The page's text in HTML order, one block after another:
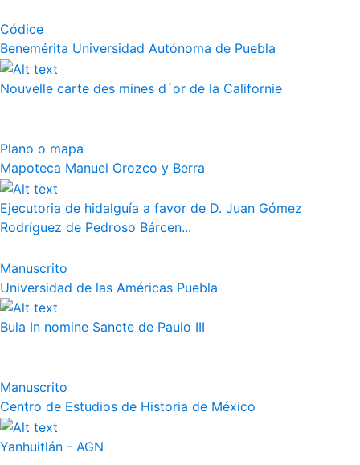
Códice
Benemérita Universidad Autónoma de Puebla
Nouvelle carte des mines d´or de la Californie
Plano o mapa
Mapoteca Manuel Orozco y Berra
Ejecutoria de hidalguía a favor de D. Juan Gómez
Rodríguez de Pedroso Bárcen...
Manuscrito
Universidad de las Américas Puebla
Bula In nomine Sancte de Paulo III
Manuscrito
Centro de Estudios de Historia de México
Yanhuitlán - AGN